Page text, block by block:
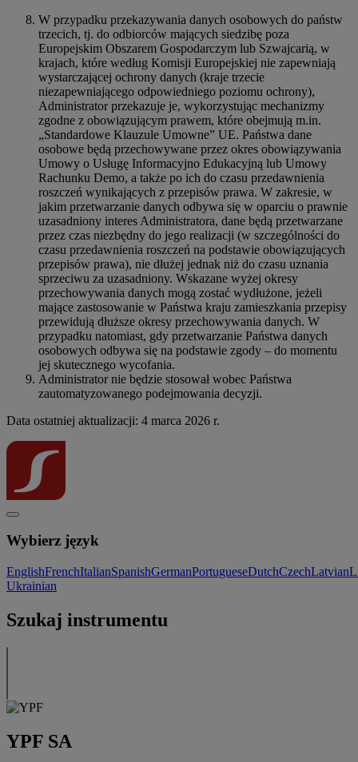
W przypadku przekazywania danych osobowych do państw
trzecich, tj. do odbiorców mających siedzibę poza
Europejskim Obszarem Gospodarczym lub Szwajcarią, w
krajach, które według Komisji Europejskiej nie zapewniają
wystarczającej ochrony danych (kraje trzecie
niezapewniającego odpowiedniego poziomu ochrony),
Administrator przekazuje je, wykorzystując mechanizmy
zgodne z obowiązującym prawem, które obejmują m.in.
„Standardowe Klauzule Umowne” UE. Państwa dane
osobowe będą przechowywane przez okres obowiązywania
Umowy o Usługę Informacyjno Edukacyjną lub Umowy
Rachunku Demo, a także po ich do czasu przedawnienia
roszczeń wynikających z przepisów prawa. W zakresie, w
jakim przetwarzanie danych odbywa się w oparciu o prawnie
uzasadniony interes Administratora, dane będą przetwarzane
przez czas niezbędny do jego realizacji (w szczególności do
czasu przedawnienia roszczeń na podstawie obowiązujących
przepisów prawa), nie dłużej jednak niż do czasu uznania
sprzeciwu za uzasadniony. Wskazane wyżej okresy
przechowywania danych mogą zostać wydłużone, jeżeli
mające zastosowanie w Państwa kraju zamieszkania przepisy
przewidują dłuższe okresy przechowywania danych. W
przypadku natomiast, gdy przetwarzanie Państwa danych
osobowych odbywa się na podstawie zgody – do momentu
jej skutecznego wycofania.
Administrator nie będzie stosował wobec Państwa
zautomatyzowanego podejmowania decyzji.
Data ostatniej aktualizacji: 4 marca 2026 r.
Wybierz język
EnglishFrenchItalianSpanishGermanPortugueseDutchCzechLatvian
Ukrainian
Szukaj instrumentu
YPF SA